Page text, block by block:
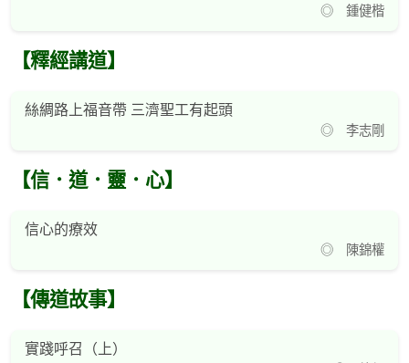
◎ 鍾健楷
【釋經講道】
絲綢路上福音帶 三濟聖工有起頭
◎ 李志剛
【信．道．靈．心】
信心的療效
◎ 陳錦權
【傳道故事】
實踐呼召（上）